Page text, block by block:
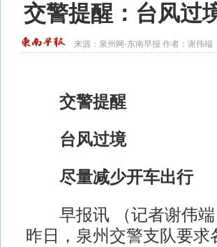
交警提醒：台风过
来源： 泉州网-东南早报 作者：谢伟端
交警提醒
台风过境
尽量减少开车出行
早报讯 （记者谢伟端
昨日，泉州交警支队要